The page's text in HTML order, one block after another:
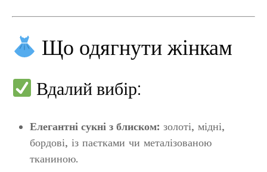
Що одягнути жінкам
Вдалий вибір:
Елегантні сукні з блиском: золоті, мідні,
бордові, із паєтками чи металізованою
тканиною.